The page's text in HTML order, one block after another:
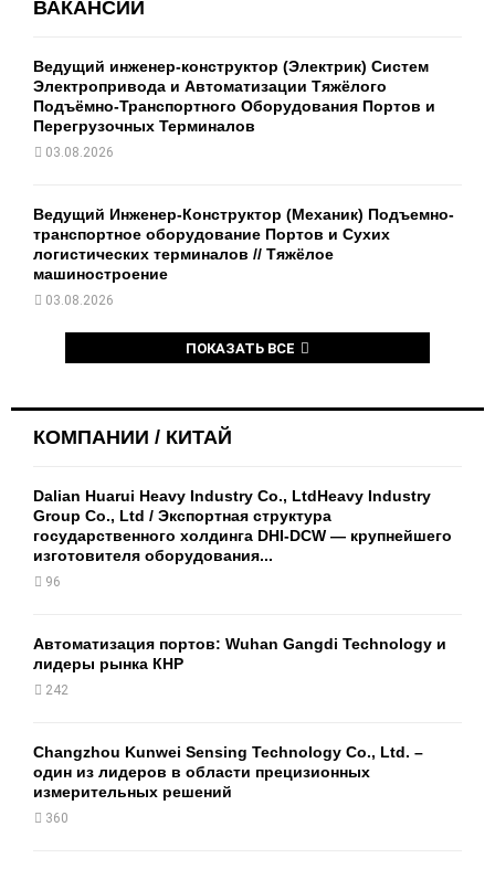
ВАКАНСИИ
Ведущий инженер-конструктор (Электрик) Систем
Электропривода и Автоматизации Тяжёлого
Подъёмно-Транспортного Оборудования Портов и
Перегрузочных Терминалов
03.08.2026
Ведущий Инженер-Конструктор (Механик) Подъемно-
транспортное оборудование Портов и Сухих
логистических терминалов // Тяжёлое
машиностроение
03.08.2026
ПОКАЗАТЬ ВСЕ
КОМПАНИИ / КИТАЙ
Dalian Huarui Heavy Industry Co., LtdHeavy Industry
Group Co., Ltd / Экспортная структура
государственного холдинга DHI-DCW — крупнейшего
изготовителя оборудования...
96
Автоматизация портов: Wuhan Gangdi Technology и
лидеры рынка КНР
242
Changzhou Kunwei Sensing Technology Co., Ltd. –
один из лидеров в области прецизионных
измерительных решений
360